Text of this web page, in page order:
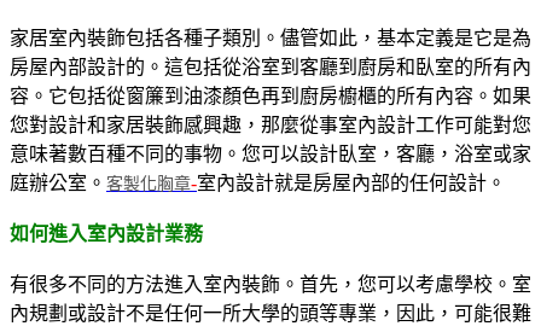
家居室內裝飾包括各種子類別。儘管如此，基本定義是它是為
房屋內部設計的。這包括從浴室到客廳到廚房和臥室的所有內
容。它包括從窗簾到油漆顏色再到廚房櫥櫃的所有內容。如果
您對設計和家居裝飾感興趣，那麼從事室內設計工作可能對您
意味著數百種不同的事物。您可以設計臥室，客廳，浴室或家
庭辦公室。 客製化胸章-室內設計就是房屋內部的任何設計。
如何進入室內設計業務
有很多不同的方法進入室內裝飾。首先，您可以考慮學校。室
內規劃或設計不是任何一所大學的頭等專業，因此，可能很難